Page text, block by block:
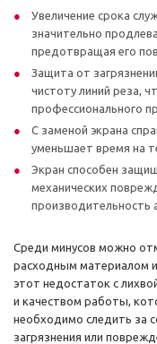
Увеличение срока
значительно
предотвращая его
Защита от
чистоту линий реза,
профессионального
С заменой экрана
уменьшает время на
Экран способен
механических
производительность
Среди минусов можно
расходным материалом
этот недостаток с
и качеством работы,
необходимо следить за
загрязнения или